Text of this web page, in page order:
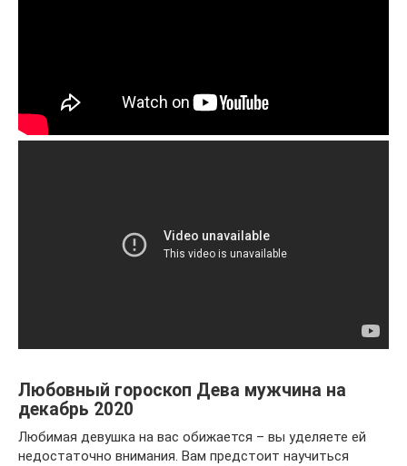
Любовный гороскоп Дева мужчина на
декабрь 2020
Любимая девушка на вас обижается – вы уделяете ей
недостаточно внимания. Вам предстоит научиться